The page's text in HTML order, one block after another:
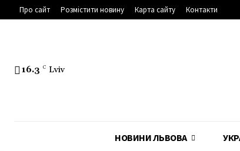
Про сайт Розмістити новину Карта сайту Контакти
16.3 C Lviv
НОВИНИ ЛЬВОВА